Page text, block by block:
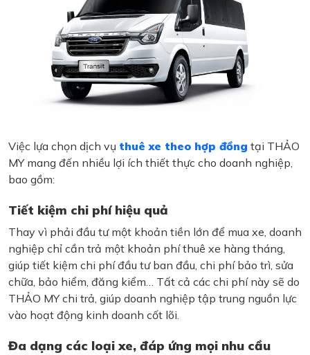
Việc lựa chọn dịch vụ thuê xe theo hợp đồng tại THẢO
MY mang đến nhiều lợi ích thiết thực cho doanh nghiệp,
bao gồm:
Tiết kiệm chi phí hiệu quả
Thay vì phải đầu tư một khoản tiền lớn để mua xe, doanh
nghiệp chỉ cần trả một khoản phí thuê xe hàng tháng,
giúp tiết kiệm chi phí đầu tư ban đầu, chi phí bảo trì, sửa
chữa, bảo hiểm, đăng kiểm… Tất cả các chi phí này sẽ do
THẢO MY chi trả, giúp doanh nghiệp tập trung nguồn lực
vào hoạt động kinh doanh cốt lõi.
Đa dạng các loại xe, đáp ứng mọi nhu cầu